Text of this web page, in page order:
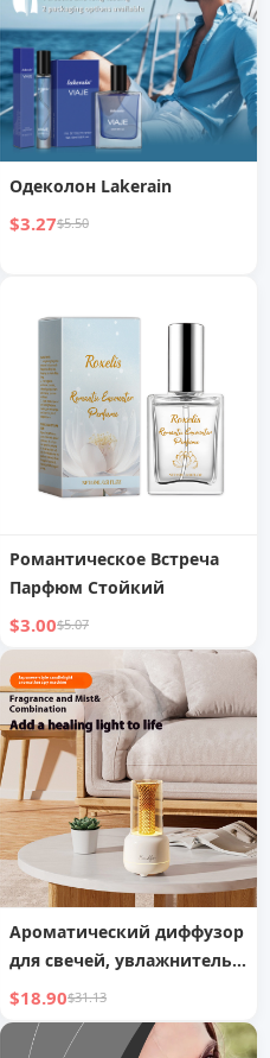
масло иностранная
торговля Ближний Восток
Вьетнамский парфюм
Одеколон Lakerain
$3.27$5.50
Романтическое Встреча
Парфюм Стойкий
$3.00$5.07
Ароматический диффузор
для свечей, увлажнитель с
цветным освещением,
USB-распылитель,
настольный, для спальни,
$18.90$31.13